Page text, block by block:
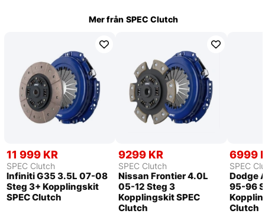
Mer från SPEC Clutch
11 999 KR
SPEC Clutch
Infiniti G35 3.5L 07-08
Steg 3+ Kopplingskit
SPEC Clutch
9299 KR
SPEC Clutch
Nissan Frontier 4.0L
05-12 Steg 3
Kopplingskit SPEC
Clutch
6999
SPEC
Dodge
95-96
Clutch